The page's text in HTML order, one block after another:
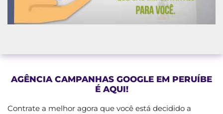
AGÊNCIA CAMPANHAS GOOGLE EM PERUÍBE
É AQUI!
Contrate a melhor agora que você está decidido a